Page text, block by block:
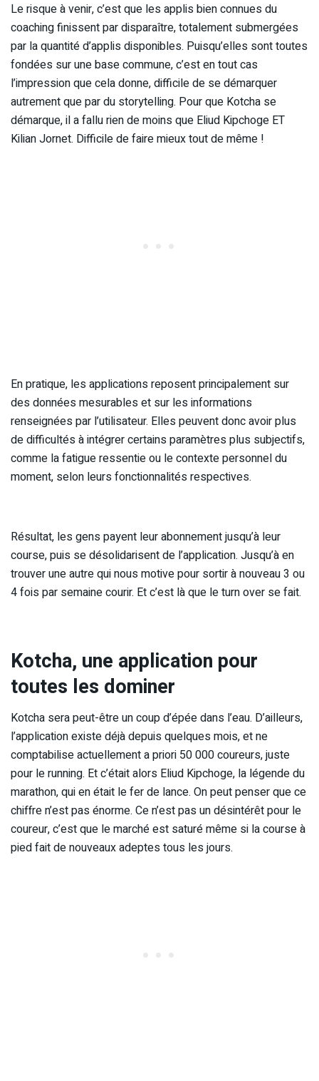
Le risque à venir, c’est que les applis bien connues du
coaching finissent par disparaître, totalement submergées
par la quantité d’applis disponibles. Puisqu’elles sont toutes
fondées sur une base commune, c’est en tout cas
l’impression que cela donne, difficile de se démarquer
autrement que par du storytelling. Pour que Kotcha se
démarque, il a fallu rien de moins que Eliud Kipchoge ET
Kilian Jornet. Difficile de faire mieux tout de même !
En pratique, les applications reposent principalement sur
des données mesurables et sur les informations
renseignées par l’utilisateur. Elles peuvent donc avoir plus
de difficultés à intégrer certains paramètres plus subjectifs,
comme la fatigue ressentie ou le contexte personnel du
moment, selon leurs fonctionnalités respectives.
Résultat, les gens payent leur abonnement jusqu’à leur
course, puis se désolidarisent de l’application. Jusqu’à en
trouver une autre qui nous motive pour sortir à nouveau 3 ou
4 fois par semaine courir. Et c’est là que le turn over se fait.
Kotcha, une application pour
toutes les dominer
Kotcha sera peut-être un coup d’épée dans l’eau. D’ailleurs,
l’application existe déjà depuis quelques mois, et ne
comptabilise actuellement a priori 50 000 coureurs, juste
pour le running. Et c’était alors Eliud Kipchoge, la légende du
marathon, qui en était le fer de lance. On peut penser que ce
chiffre n’est pas énorme. Ce n’est pas un désintérêt pour le
coureur, c’est que le marché est saturé même si la course à
pied fait de nouveaux adeptes tous les jours.